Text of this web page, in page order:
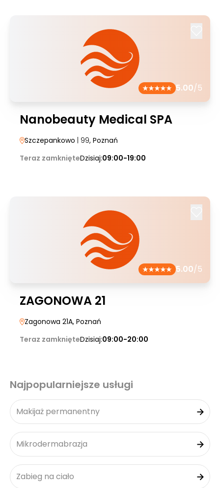
5.00/5
Nanobeauty Medical SPA
Szczepankowo | 99, Poznań
Teraz zamknięteDzisiaj:09:00-19:00
5.00/5
ZAGONOWA 21
Zagonowa 21A, Poznań
Teraz zamknięteDzisiaj:09:00-20:00
Najpopularniejsze usługi
Makijaż permanentny
Mikrodermabrazja
Zabieg na ciało